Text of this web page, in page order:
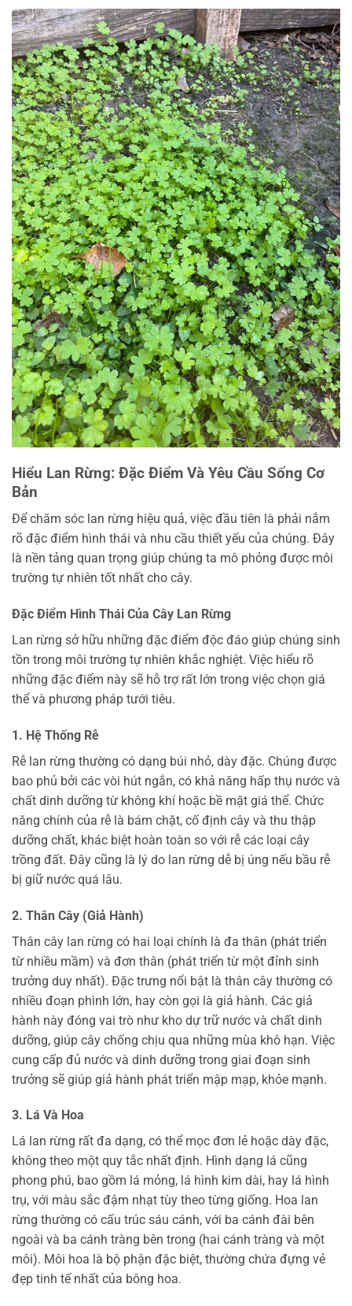
Hiểu Lan Rừng: Đặc Điểm Và Yêu Cầu Sống Cơ
Bản
Để chăm sóc lan rừng hiệu quả, việc đầu tiên là phải nắm
rõ đặc điểm hình thái và nhu cầu thiết yếu của chúng. Đây
là nền tảng quan trọng giúp chúng ta mô phỏng được môi
trường tự nhiên tốt nhất cho cây.
Đặc Điểm Hình Thái Của Cây Lan Rừng
Lan rừng sở hữu những đặc điểm độc đáo giúp chúng sinh
tồn trong môi trường tự nhiên khắc nghiệt. Việc hiểu rõ
những đặc điểm này sẽ hỗ trợ rất lớn trong việc chọn giá
thể và phương pháp tưới tiêu.
1. Hệ Thống Rễ
Rễ lan rừng thường có dạng búi nhỏ, dày đặc. Chúng được
bao phủ bởi các vòi hút ngắn, có khả năng hấp thụ nước và
chất dinh dưỡng từ không khí hoặc bề mặt giá thể. Chức
năng chính của rễ là bám chặt, cố định cây và thu thập
dưỡng chất, khác biệt hoàn toàn so với rễ các loại cây
trồng đất. Đây cũng là lý do lan rừng dễ bị úng nếu bầu rễ
bị giữ nước quá lâu.
2. Thân Cây (Giả Hành)
Thân cây lan rừng có hai loại chính là đa thân (phát triển
từ nhiều mầm) và đơn thân (phát triển từ một đỉnh sinh
trưởng duy nhất). Đặc trưng nổi bật là thân cây thường có
nhiều đoạn phình lớn, hay còn gọi là giả hành. Các giả
hành này đóng vai trò như kho dự trữ nước và chất dinh
dưỡng, giúp cây chống chịu qua những mùa khô hạn. Việc
cung cấp đủ nước và dinh dưỡng trong giai đoạn sinh
trưởng sẽ giúp giả hành phát triển mập mạp, khỏe mạnh.
3. Lá Và Hoa
Lá lan rừng rất đa dạng, có thể mọc đơn lẻ hoặc dày đặc,
không theo một quy tắc nhất định. Hình dạng lá cũng
phong phú, bao gồm lá mỏng, lá hình kim dài, hay lá hình
trụ, với màu sắc đậm nhạt tùy theo từng giống. Hoa lan
rừng thường có cấu trúc sáu cánh, với ba cánh đài bên
ngoài và ba cánh tràng bên trong (hai cánh tràng và một
môi). Môi hoa là bộ phận đặc biệt, thường chứa đựng vẻ
đẹp tinh tế nhất của bông hoa.